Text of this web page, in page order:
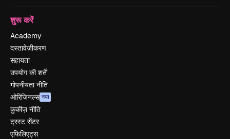
शुरू करें
Academy
दस्तावेज़ीकरण
सहायता
उपयोग की शर्तें
गोपनीयता नीति
ओरिजिनल्स नया
कुकीज़ नीति
ट्रस्ट सेंटर
एफिलिएट्स